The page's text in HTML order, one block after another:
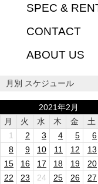
SPEC &
CONTACT
ABOUT US
月別 スケジュール
2021年2月
月
火 水 木 金 土
1
2 3 4 5 6
8
9 10 11 12 13
15
16 17 18 19 20
22
23 24 25 26 27